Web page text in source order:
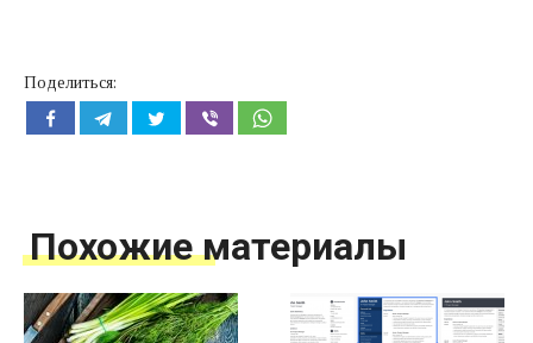
Поделиться:
Похожие материалы